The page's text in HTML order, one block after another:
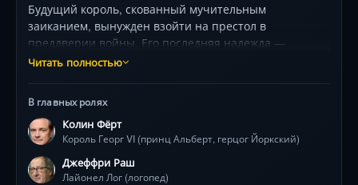
Будущий король, скованный мучительным
заиканием, вынужден взойти на престол в
преддверии войны. Его последняя надежда —
австралийский специалист с радикальными
Отказавшись от титулов, они начинают борьбу за
голос, который сплотит нацию. Но успеют ли?
Лауреат 4 «Оскаров» с блистательным трио: Колин
Фёрт, Джеффри Раш, Хелена Бонэм Картер.
Читать полностью
В главных ролях
Колин Фёрт
Король Георг VI (принц Альберт, герцог Йоркский)
Джеффри Раш
Лайонел Лог (логопед)